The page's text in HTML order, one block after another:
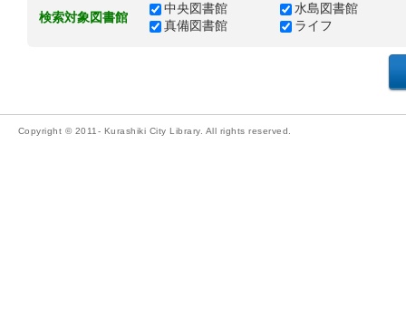
検索対象図書館
中央図書館
水島図書館
真備図書館
ライフ
Copyright © 2011- Kurashiki City Library. All rights reserved.